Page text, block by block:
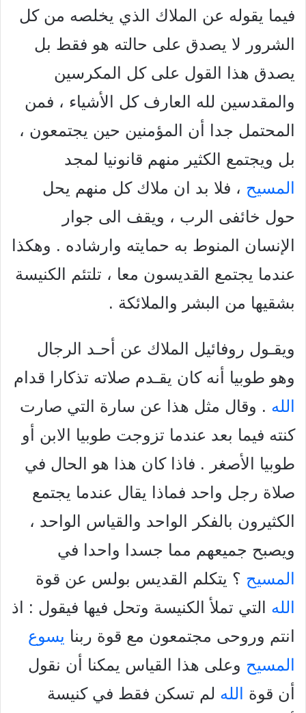
فيما يقوله عن الملاك الذي يخلصه من كل
الشرور لا يصدق على حالته هو فقط بل
يصدق هذا القول على كل المكرسين
والمقدسين لله العارف كل الأشياء ، فمن
المحتمل جدا أن المؤمنين حين يجتمعون ،
بل ويجتمع الكثير منهم قانونيا لمجد
المسيح ، فلا بد ان ملاك كل منهم يحل
حول خائفى الرب ، ويقف الى جوار
الإنسان المنوط به حمايته وارشاده . وهكذا
عندما يجتمع القديسون معا ، تلتئم الكنيسة
بشقيها من البشر والملائكة .
ويقـول روفائيل الملاك عن أحـد الرجال
وهو طوبيا أنه كان يقـدم صلاته تذكارا قدام
الله . وقال مثل هذا عن سارة التي صارت
كنته فيما بعد عندما تزوجت طوبيا الابن أو
طوبيا الأصغر . فاذا كان هذا هو الحال في
صلاة رجل واحد فماذا يقال عندما يجتمع
الكثيرون بالفكر الواحد والقياس الواحد ،
ويصبح جميعهم مما جسدا واحدا في
المسيح ؟ يتكلم القديس بولس عن قوة
الله التي تملأ الكنيسة وتحل فيها فيقول : اذ
انتم وروحی مجتمعون مع قوة ربنا يسوع
المسيح وعلى هذا القياس يمكنا أن نقول
أن قوة
الله لم تسكن فقط في كنيسة